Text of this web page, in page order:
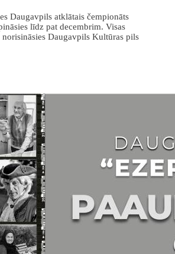
Daugavpils atklātais čempionāts
līdz pat decembrim. Visas
norisināsies Daugavpils Kultūras pils